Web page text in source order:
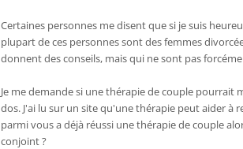
Certaines personnes me disent que si je suis
plupart de ces personnes sont des femmes
donnent des conseils, mais qui ne sont pas
Je me demande si une thérapie de couple
dos. J'ai lu sur un site qu'une thérapie peut aider
parmi vous a déjà réussi une thérapie de couple
conjoint ?